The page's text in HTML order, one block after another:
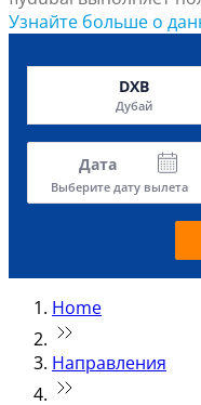
Узнайте больше о
DXB
Дубай
Дата
Выберите дату вылета
Home
Направления